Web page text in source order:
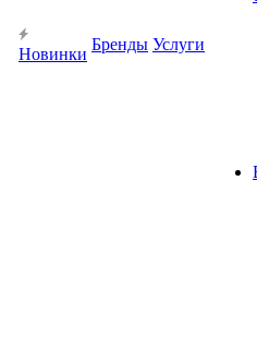
Новинки
Бренды Услуги